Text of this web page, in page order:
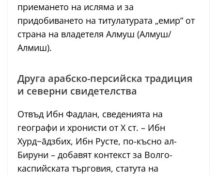
приемането на исляма и за
придобиването на титулатурата „емир“ от
страна на владетеля Алмуш (Алмуш/
Алмиш).
Друга арабско-персийска традиция
и северни свидетелства
Отвъд Ибн Фадлан, сведенията на
географи и хронисти от Х ст. – Ибн
Хурд~āдзбих, Ибн Русте, по-късно ал-
Бируни – добавят контекст за Волго-
каспийската търговия, статута на